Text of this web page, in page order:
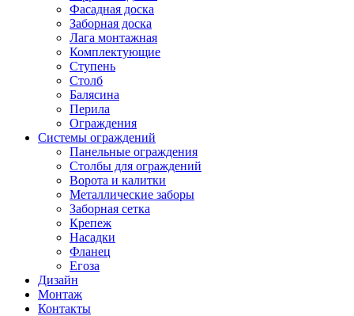
Фасадная доска
Заборная доска
Лага монтажная
Комплектующие
Ступень
Столб
Балясина
Перила
Ограждения
Системы ограждений
Панельные ограждения
Столбы для ограждений
Ворота и калитки
Металлические заборы
Заборная сетка
Крепеж
Насадки
Фланец
Егоза
Дизайн
Монтаж
Контакты